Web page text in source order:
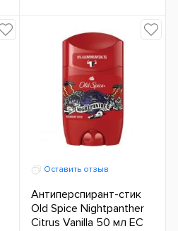
Оставить отзыв
Антиперспирант-стик
Old Spice Nightpanther
Citrus Vanilla 50 мл ЕС